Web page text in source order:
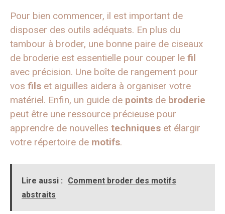
Pour bien commencer, il est important de
disposer des outils adéquats. En plus du
tambour à broder, une bonne paire de ciseaux
de broderie est essentielle pour couper le fil
avec précision. Une boîte de rangement pour
vos fils et aiguilles aidera à organiser votre
matériel. Enfin, un guide de points de broderie
peut être une ressource précieuse pour
apprendre de nouvelles techniques et élargir
votre répertoire de motifs.
Lire aussi :
Comment broder des motifs
abstraits